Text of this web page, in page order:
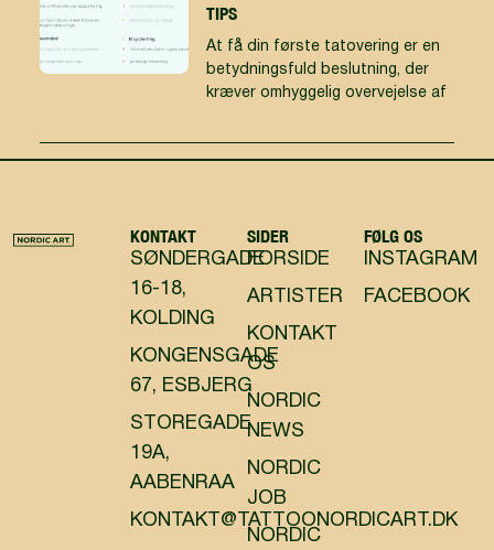
TIPS
At få din første tatovering er en
betydningsfuld beslutning, der
kræver omhyggelig overvejelse af
KONTAKT
SØNDERGADE
16-18,
KOLDING
KONGENSGADE
67, ESBJERG
STOREGADE
19A,
AABENRAA
KONTAKT@TATTOONORDICART.DK
SIDER
FORSIDE
ARTISTER
KONTAKT
OS
NORDIC
NEWS
NORDIC
JOB
NORDIC
FØLG OS
INSTAGRAM
FACEBOOK